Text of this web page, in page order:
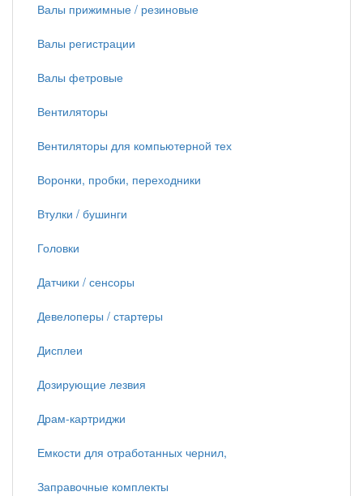
Валы прижимные / резиновые
Валы регистрации
Валы фетровые
Вентиляторы
Вентиляторы для компьютерной тех
Воронки, пробки, переходники
Втулки / бушинги
Головки
Датчики / сенсоры
Девелоперы / стартеры
Дисплеи
Дозирующие лезвия
Драм-картриджи
Емкости для отработанных чернил,
Заправочные комплекты